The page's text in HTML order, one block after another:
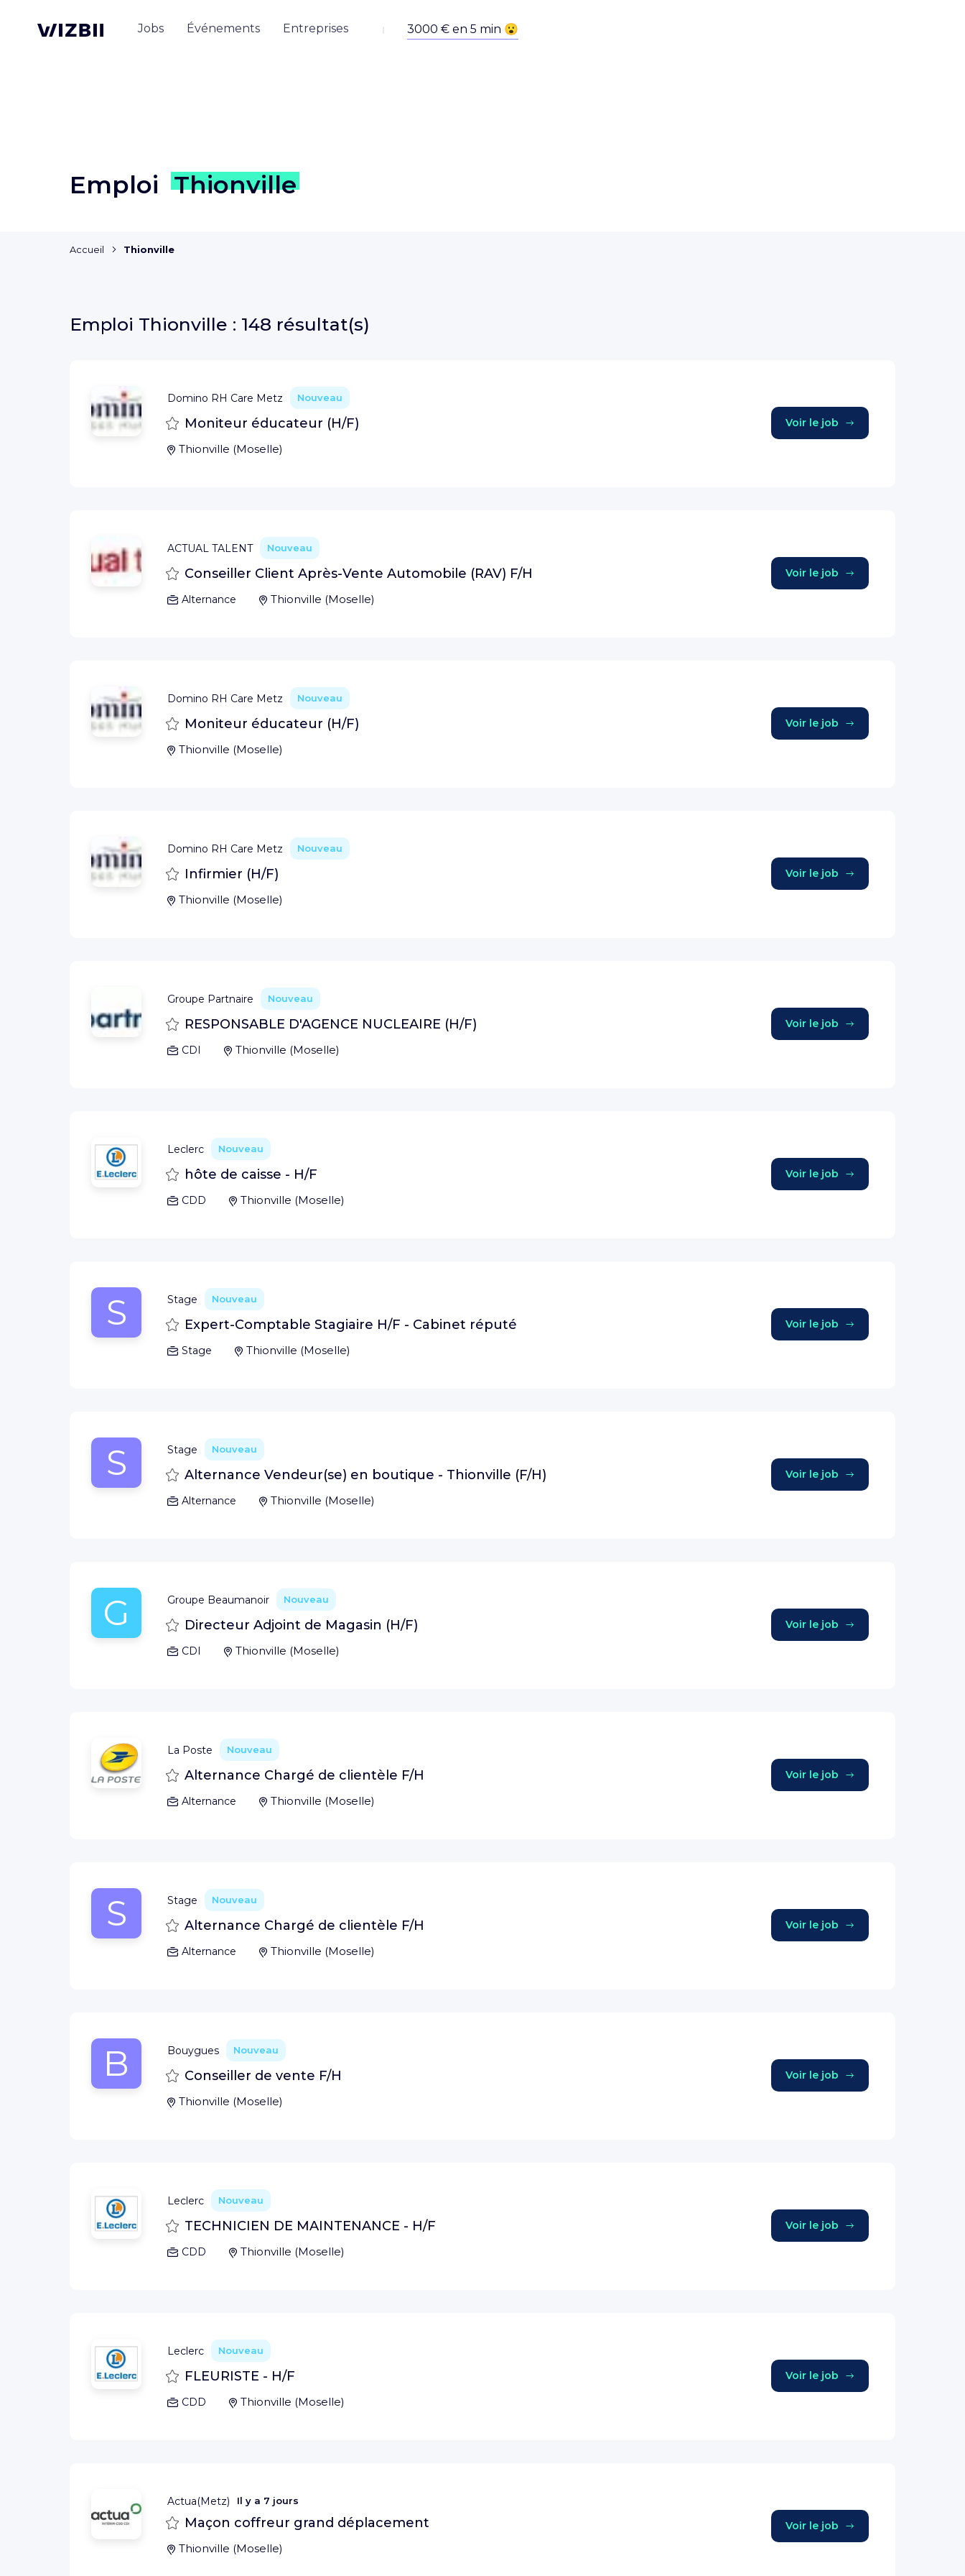
Jobs Événements Entreprises
Emploi Thionville
Accueil Thionville
Emploi Thionville : 148 résultat(s)
Domino RH Care Metz Nouveau
Sauvegarder
Moniteur éducateur (H/F)
Thionville (Moselle)
Voir le job
ACTUAL TALENT Nouveau
Sauvegarder
Conseiller Client Après-Vente Automobile (RAV) F/H
Alternance Thionville (Moselle)
Voir le job
Domino RH Care Metz Nouveau
Sauvegarder
Moniteur éducateur (H/F)
Thionville (Moselle)
Voir le job
Domino RH Care Metz Nouveau
Sauvegarder
Infirmier (H/F)
Thionville (Moselle)
Voir le job
Groupe Partnaire Nouveau
Sauvegarder
RESPONSABLE D'AGENCE NUCLEAIRE (H/F)
CDI Thionville (Moselle)
Voir le job
Leclerc Nouveau
Sauvegarder
hôte de caisse - H/F
CDD Thionville (Moselle)
Voir le job
S Stage Nouveau
Sauvegarder
Expert-Comptable Stagiaire H/F - Cabinet réputé
Stage Thionville (Moselle)
Voir le job
S Stage Nouveau
Sauvegarder
Alternance Vendeur(se) en boutique - Thionville (F/H)
Alternance Thionville (Moselle)
Voir le job
G Groupe Beaumanoir Nouveau
Sauvegarder
Directeur Adjoint de Magasin (H/F)
CDI Thionville (Moselle)
Voir le job
La Poste Nouveau
Sauvegarder
Alternance Chargé de clientèle F/H
Alternance Thionville (Moselle)
Voir le job
S Stage Nouveau
Sauvegarder
Alternance Chargé de clientèle F/H
Alternance Thionville (Moselle)
Voir le job
B Bouygues Nouveau
Sauvegarder
Conseiller de vente F/H
Thionville (Moselle)
Voir le job
Leclerc Nouveau
Sauvegarder
TECHNICIEN DE MAINTENANCE - H/F
CDD Thionville (Moselle)
Voir le job
Leclerc Nouveau
Sauvegarder
FLEURISTE - H/F
CDD Thionville (Moselle)
Voir le job
Actua(Metz) Il y a 7 jours
Sauvegarder
Maçon coffreur grand déplacement
Thionville (Moselle)
Voir le job